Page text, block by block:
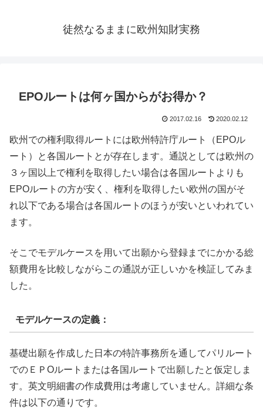
徒然なるままに欧州知財実務
EPOルートは何ヶ国からがお得か？
2017.02.16 2020.02.12
欧州での権利取得ルートには欧州特許庁ルート（EPOル
ート）と各国ルートとが存在します。通説としては欧州の
３ヶ国以上で権利を取得したい場合は各国ルートよりも
EPOルートの方が安く、権利を取得したい欧州の国がそ
れ以下である場合は各国ルートのほうが安いといわれてい
ます。
そこでモデルケースを用いて出願から登録までにかかる総
額費用を比較しながらこの通説が正しいかを検証してみま
した。
モデルケースの定義：
基礎出願を作成した日本の特許事務所を通してパリルート
でのＥＰOルートまたは各国ルートで出願したと仮定しま
す。英文明細書の作成費用は考慮していません。詳細な条
件は以下の通りです。